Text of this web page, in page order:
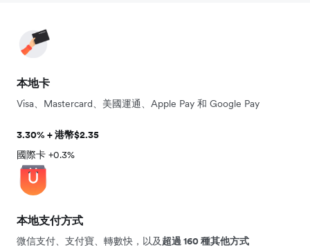
本地卡
Visa、Mastercard、美國運通、Apple Pay 和 Google Pay
3.30% + 港幣$2.35
國際卡 +0.3%
本地支付方式
微信支付、支付寶、轉數快，以及超過 160 種其他方式